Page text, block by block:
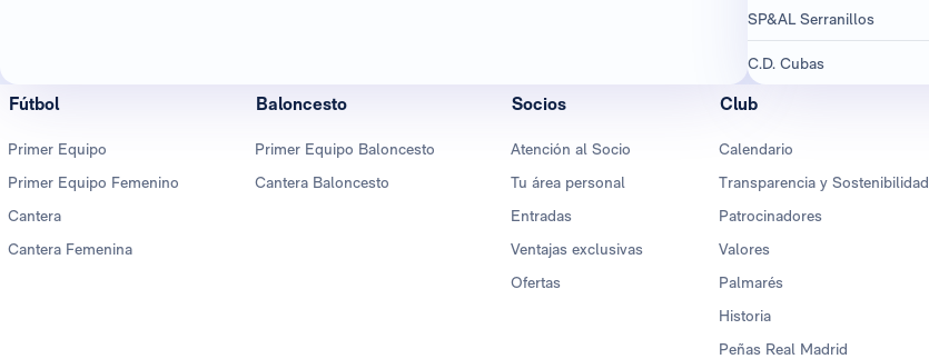
SP&AL Serranillos
C.D. Cubas
Fútbol
Primer Equipo
Primer Equipo Femenino
Cantera
Cantera Femenina
Baloncesto
Primer Equipo Baloncesto
Cantera Baloncesto
Socios
Atención al Socio
Tu área personal
Entradas
Ventajas exclusivas
Ofertas
Club
Calendario
Transparencia y Sostenibilidad
Patrocinadores
Valores
Palmarés
Historia
Peñas Real Madrid